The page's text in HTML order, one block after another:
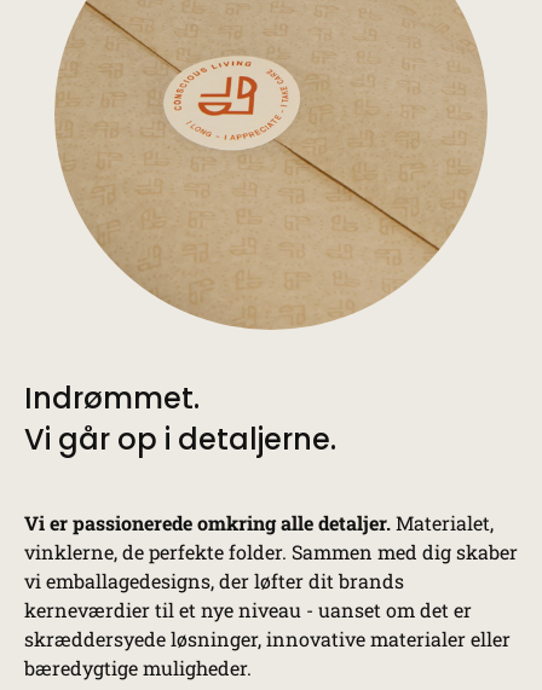
Indrømmet.
Vi går op i detaljerne.
Vi er passionerede omkring alle detaljer.Materialet,
vinklerne, de perfekte folder. Sammen med dig skaber
vi emballagedesigns, der løfter dit brands
kerneværdier til et nye niveau - uanset om det er
skræddersyede løsninger, innovative materialer eller
bæredygtige muligheder.